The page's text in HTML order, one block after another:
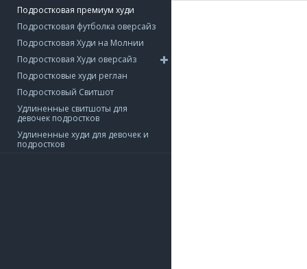
Подростковая премиум худи
Подростковая футболка оверсайз
Подростковая Худи на Молнии
Подростковая Худи оверсайз
Подростковые худи реглан
Подростковый Свитшот
Удлиненные свитшоты для
девочек подростков
Удлиненные худи для девочек и
подростков